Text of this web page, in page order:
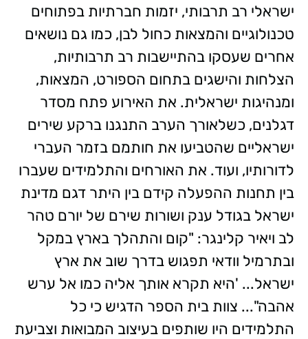
ישראלי רב תרבותי, יזמות חברתיות בפתוחים
טכנולוגיים והמצאות כחול לבן, כמו גם נושאים
אחרים שעסקו בהתיישבות רב תרבותיות,
הצלחות והישגים בתחום הספורט, המצאות,
ומנהיגות ישראלית. את האירוע פתח מסדר
דגלנים, כשלאורך הערב התנגנו ברקע שירים
ישראליים שהטביעו את חותמם בזמר העברי
לדורותיו, ועוד. את האורחים והתלמידים שעברו
בין תחנות ההפעלה קידם בין היתר דגם מדינת
ישראל בגודל ענק ושורות שירם של יורם טהר
לב ויאיר קלינגר: "קום והתהלך בארץ במקל
ובתרמיל וודאי תפגוש בדרך שוב את ארץ
ישראל... 'היא תקרא אותך אליה כמו אל ערש
אהבה"... צוות בית הספר הדגיש כי כל
התלמידים היו שותפים בעיצוב המבואות וצביעת